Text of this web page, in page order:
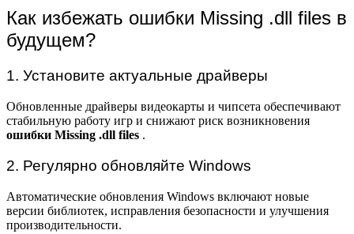
Как избежать ошибки Missing .dll files в
будущем?
1. Установите актуальные драйверы
Обновленные драйверы видеокарты и чипсета обеспечивают
стабильную работу игр и снижают риск возникновения
ошибки Missing .dll files .
2. Регулярно обновляйте Windows
Автоматические обновления Windows включают новые
версии библиотек, исправления безопасности и улучшения
производительности.